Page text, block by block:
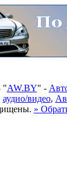
"AW.BY" -
аудио/видео,
»